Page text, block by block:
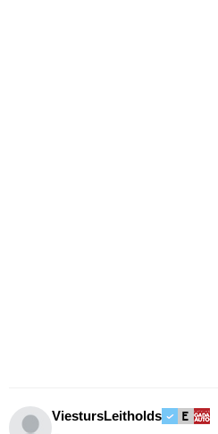
ViestursLeitholds